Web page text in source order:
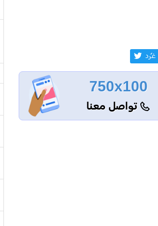
غـّرد
750x100
تواصل معنا